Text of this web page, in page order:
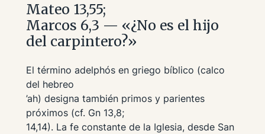
Mateo 13,55;
Marcos 6,3 — «¿No es el hijo
del carpintero?»
El término adelphósen griego bíblico (calco
del hebreo
’ah) designa también primos y parientes
próximos (cf. Gn 13,8;
14,14). La fe constante de la Iglesia, desde San